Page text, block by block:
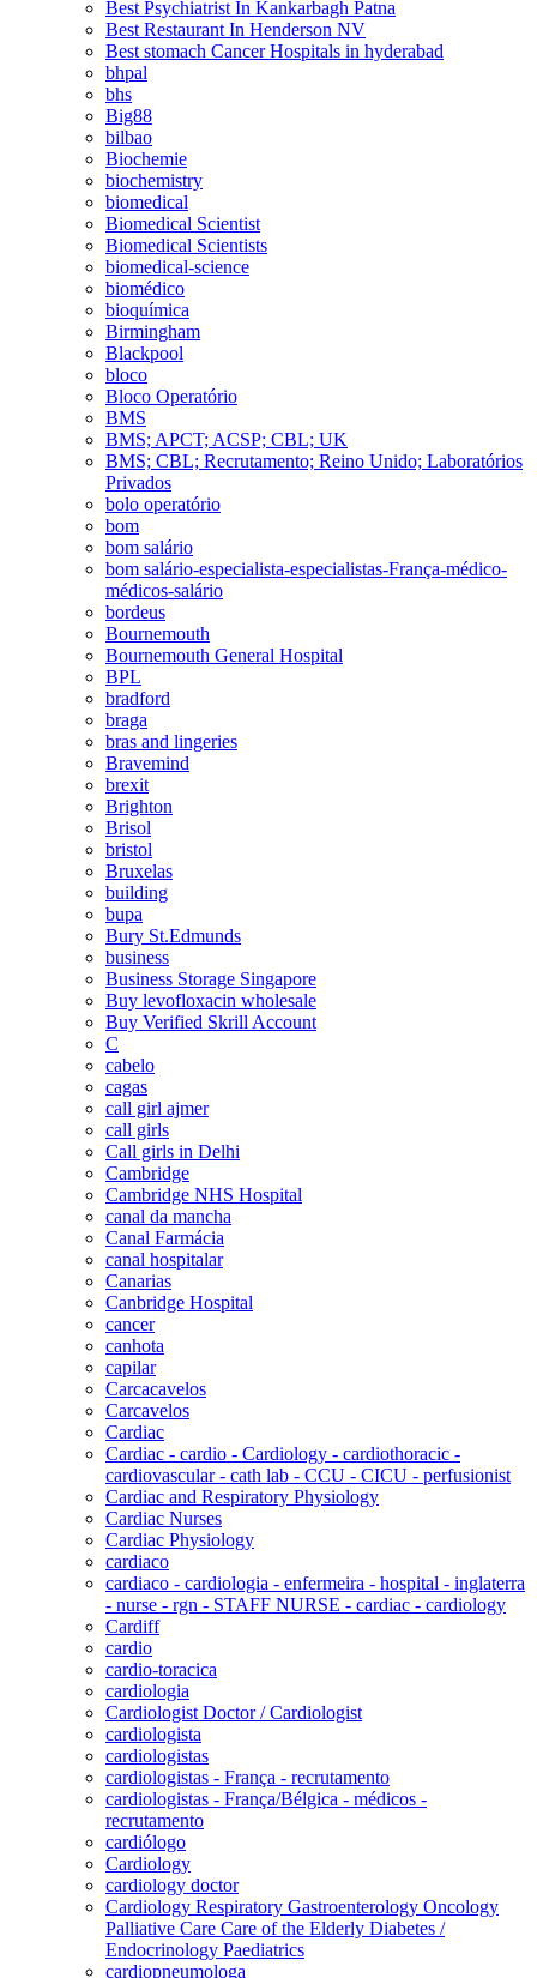
Best Psychiatrist In Kankarbagh Patna
Best Restaurant In Henderson NV
Best stomach Cancer Hospitals in hyderabad
bhpal
bhs
Big88
bilbao
Biochemie
biochemistry
biomedical
Biomedical Scientist
Biomedical Scientists
biomedical-science
biomédico
bioquímica
Birmingham
Blackpool
bloco
Bloco Operatório
BMS
BMS; APCT; ACSP; CBL; UK
BMS; CBL; Recrutamento; Reino Unido; Laboratórios
Privados
bolo operatório
bom
bom salário
bom salário-especialista-especialistas-França-médico-
médicos-salário
bordeus
Bournemouth
Bournemouth General Hospital
BPL
bradford
braga
bras and lingeries
Bravemind
brexit
Brighton
Brisol
bristol
Bruxelas
building
bupa
Bury St.Edmunds
business
Business Storage Singapore
Buy levofloxacin wholesale
Buy Verified Skrill Account
C
cabelo
cagas
call girl ajmer
call girls
Call girls in Delhi
Cambridge
Cambridge NHS Hospital
canal da mancha
Canal Farmácia
canal hospitalar
Canarias
Canbridge Hospital
cancer
canhota
capilar
Carcacavelos
Carcavelos
Cardiac
Cardiac - cardio - Cardiology - cardiothoracic -
cardiovascular - cath lab - CCU - CICU - perfusionist
Cardiac and Respiratory Physiology
Cardiac Nurses
Cardiac Physiology
cardiaco
cardiaco - cardiologia - enfermeira - hospital - inglaterra
- nurse - rgn - STAFF NURSE - cardiac - cardiology
Cardiff
cardio
cardio-toracica
cardiologia
Cardiologist Doctor / Cardiologist
cardiologista
cardiologistas
cardiologistas - França - recrutamento
cardiologistas - França/Bélgica - médicos -
recrutamento
cardiólogo
Cardiology
cardiology doctor
Cardiology Respiratory Gastroenterology Oncology
Palliative Care Care of the Elderly Diabetes /
Endocrinology Paediatrics
cardiopneumologa